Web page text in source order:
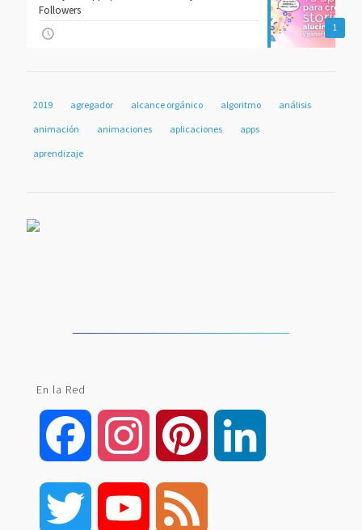
1
Followers
2019 agregador alcance orgánico algoritmo
análisis
animación
animaciones aplicaciones
apps
aprendizaje
En la Red
Facebook Instagram Pinterest
Twitter YouTube